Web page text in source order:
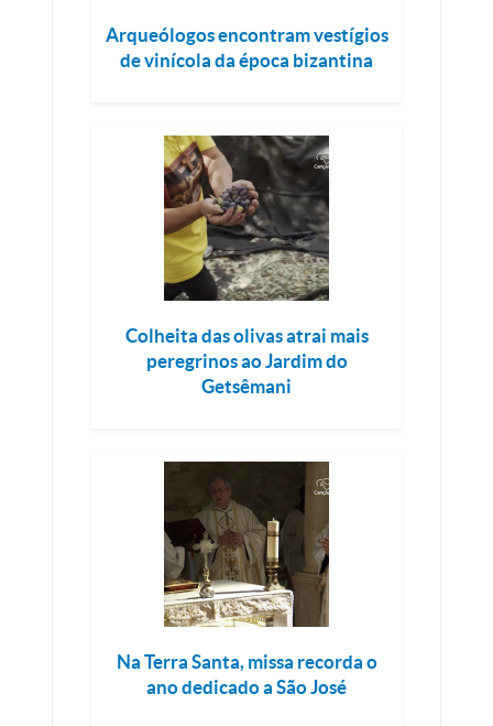
Arqueólogos encontram vestígios
de vinícola da época bizantina
Colheita das olivas atrai mais
peregrinos ao Jardim do
Getsêmani
Na Terra Santa, missa recorda o
ano dedicado a São José